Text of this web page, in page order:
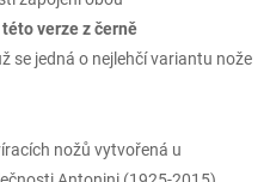
verze z černě
se jedná o nejlehčí variantu nože
nožů vytvořená u